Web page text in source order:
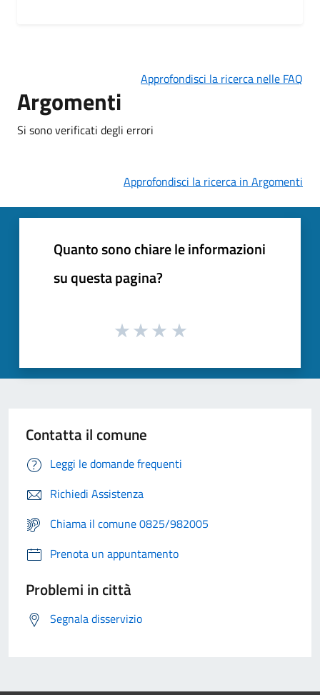
Approfondisci la ricerca nelle FAQ
Argomenti
Si sono verificati degli errori
Approfondisci la ricerca in Argomenti
Quanto sono chiare le informazioni
su questa pagina?
Contatta il comune
Leggi le domande frequenti
Richiedi Assistenza
Chiama il comune 0825/982005
Prenota un appuntamento
Problemi in città
Segnala disservizio